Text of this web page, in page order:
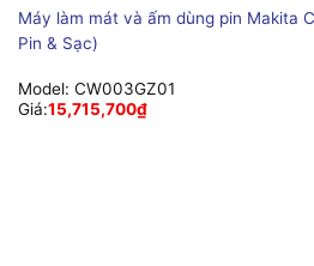
Máy làm mát và ấm dùng pin Makita
Pin & Sạc)
Model: CW003GZ01
Giá:15,715,700₫